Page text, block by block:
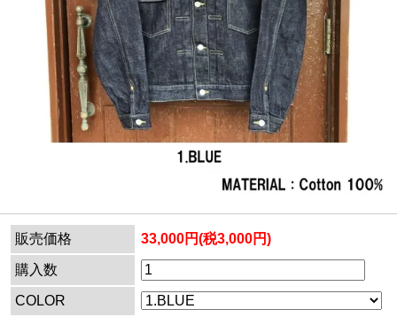
販売価格 33,000円(税3,000円)
購入数
COLOR